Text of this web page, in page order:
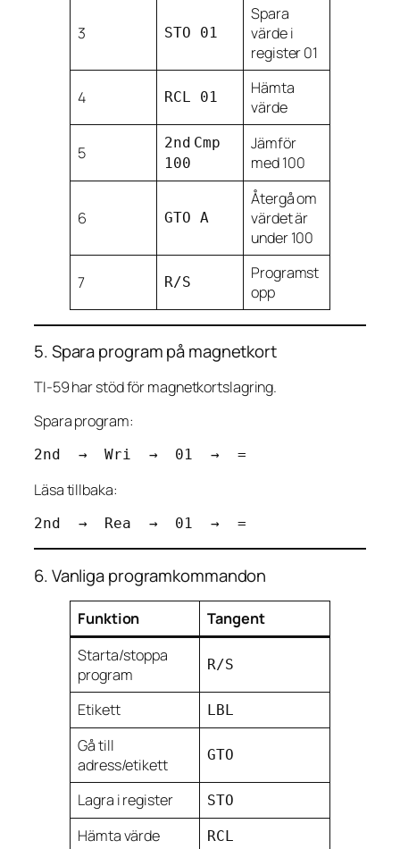
3 STO 01
Spara
värde i
register 01
4 RCL 01
Hämta
värde
5
2nd Cmp
100
Jämför
med 100
6 GTO A
Återgå om
värdet är
under 100
7 R/S
Programst
opp
5. Spara program på magnetkort
TI-59 har stöd för magnetkortslagring.
Spara program:
Läsa tillbaka:
6. Vanliga programkommandon
Funktion
Tangent
Starta/stoppa
program
R/S
Etikett LBL
Gå till
adress/etikett
GTO
Lagra i register STO
Hämta värde RCL